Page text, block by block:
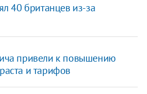
40 британцев из-за
привели к повышению
и тарифов